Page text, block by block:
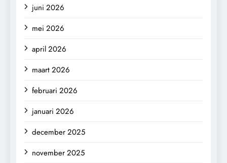
juni 2026
mei 2026
april 2026
maart 2026
februari 2026
januari 2026
december 2025
november 2025